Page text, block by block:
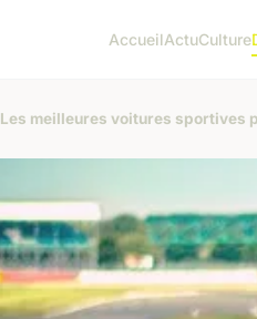
AccueilActuCulture
Les meilleures voitures sportives